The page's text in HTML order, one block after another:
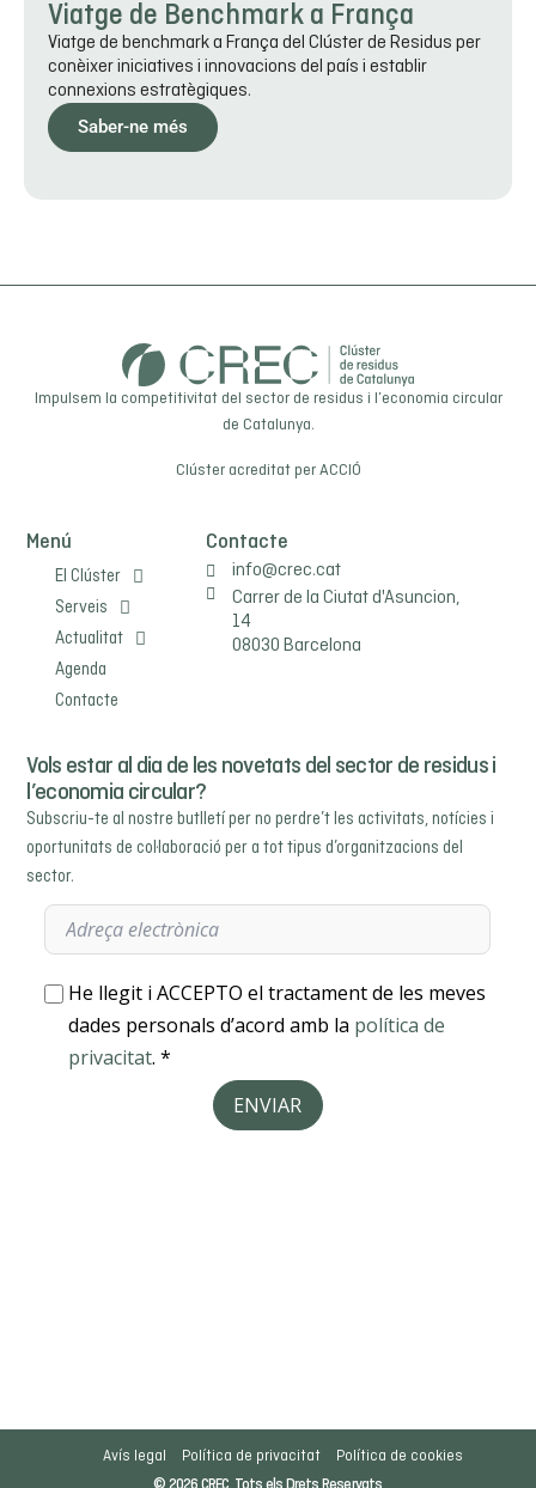
Viatge de Benchmark a França
Viatge de benchmark a França del Clúster de Residus per
conèixer iniciatives i innovacions del país i establir
connexions estratègiques.
Saber-ne més
Impulsem la competitivitat del sector de residus i l’economia circular
de Catalunya.
Clúster acreditat perACCIÓ
Menú
El Clúster
Serveis
Actualitat
Agenda
Contacte
Contacte
info@crec.cat
Carrer de la Ciutat d'Asuncion,
14
08030 Barcelona
Vols estar al dia de les novetats del sector de residus i
l’economia circular?
Subscriu-te al nostre butlletí per no perdre’t les activitats, notícies i
oportunitats de col·laboració per a tot tipus d’organitzacions del
sector.
Avís legal Política de privacitat Política de cookies